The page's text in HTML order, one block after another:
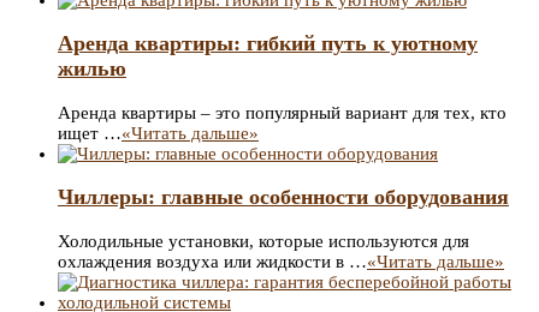
Аренда квартиры: гибкий путь к уютному
жилью
Аренда квартиры – это популярный вариант для тех, кто
ищет …«Читать дальше»
Чиллеры: главные особенности оборудования
Холодильные установки, которые используются для
охлаждения воздуха или жидкости в …«Читать дальше»